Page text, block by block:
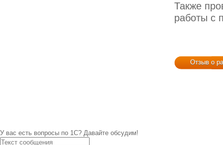
Также
работы с
Отзыв о
У вас есть вопросы по 1С? Давайте обсудим!